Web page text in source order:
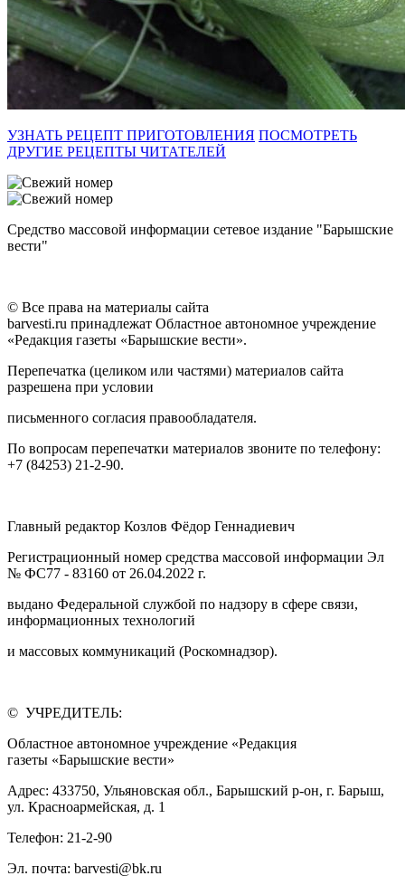
УЗНАТЬ РЕЦЕПТ ПРИГОТОВЛЕНИЯ ПОСМОТРЕТЬ
ДРУГИЕ РЕЦЕПТЫ ЧИТАТЕЛЕЙ
Средство массовой информации сетевое издание "Барышские
вести"
© Все права на материалы сайта
barvesti.ru принадлежат Областное автономное учреждение
«Редакция газеты «Барышские вести».
Перепечатка (целиком или частями) материалов сайта
разрешена при условии
письменного согласия правообладателя.
По вопросам перепечатки материалов звоните по телефону:
+7 (84253) 21-2-90.
Главный редактор Козлов Фёдор Геннадиевич
Регистрационный номер средства массовой информации Эл
№ ФС77 - 83160 от 26.04.2022 г.
выдано Федеральной службой по надзору в сфере связи,
информационных технологий
и массовых коммуникаций (Роскомнадзор).
© УЧРЕДИТЕЛЬ:
Областное автономное учреждение «Редакция
газеты «Барышские вести»
Адрес: 433750, Ульяновская обл., Барышский р-он, г. Барыш,
ул. Красноармейская, д. 1
Телефон: 21-2-90
Эл. почта: barvesti@bk.ru